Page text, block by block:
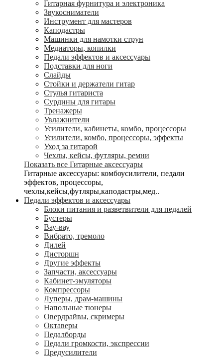
Гитарная фурнитура и электроника
Звукосниматели
Инструмент для мастеров
Каподастры
Машинки для намотки струн
Медиаторы, копилки
Педали эффектов и аксессуары
Подставки для ноги
Слайды
Стойки и держатели гитар
Стулья гитариста
Сурдины для гитары
Тренажеры
Увлажнители
Усилители, кабинеты, комбо, процессоры
Усилители, комбо, процессоры, эффекты
Уход за гитарой
Чехлы, кейсы, футляры, ремни
Показать все Гитарные аксессуары
Гитарные аксессуары: комбоусилители, педали
эффектов, процессоры,
чехлы,кейсы,футляры,каподастры,мед..
Педали эффектов и аксессуары
Блоки питания и разветвители для педалей
Бустеры
Вау-вау
Вибрато, тремоло
Дилей
Дисторшн
Другие эффекты
Запчасти, аксессуары
Кабинет-эмуляторы
Компрессоры
Луперы, драм-машины
Напольные тюнеры
Овердрайвы, скримеры
Октаверы
Педалборды
Педали громкости, экспрессии
Предусилители